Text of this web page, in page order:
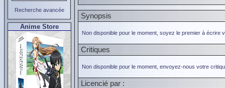
Recherche avancée
Anime Store
Synopsis
Non disponible pour le moment, soyez le premier à écrire
Critiques
Non disponible pour le moment, envoyez-nous votre
Licencié par :